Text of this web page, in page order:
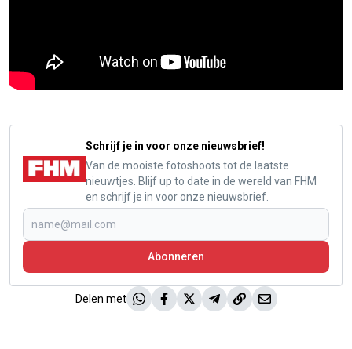
Schrijf je in voor onze nieuwsbrief!
Van de mooiste fotoshoots tot de laatste
nieuwtjes. Blijf up to date in de wereld van FHM
en schrijf je in voor onze nieuwsbrief.
Abonneren
Delen met